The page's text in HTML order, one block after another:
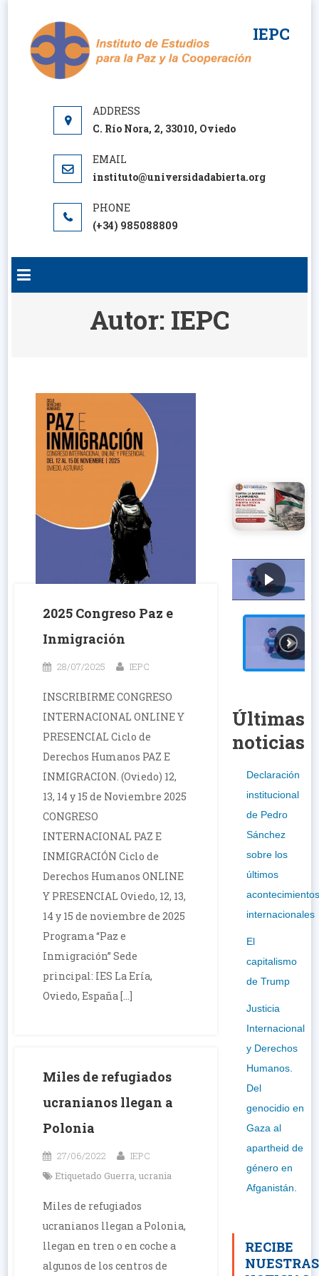
contenido
IEPC
C. Río Nora, 2, 33010, Oviedo
instituto@universidadabierta.org
(+34) 985088809
Autor: IEPC
2025 Congreso Paz e
Inmigración
28/07/2025 IEPC
INSCRIBIRME CONGRESO
INTERNACIONAL ONLINE Y
PRESENCIAL Ciclo de
Derechos Humanos PAZ E
INMIGRACION. (Oviedo) 12,
13, 14 y 15 de Noviembre 2025
CONGRESO
INTERNACIONAL PAZ E
INMIGRACIÓN Ciclo de
Derechos Humanos ONLINE
Y PRESENCIAL Oviedo, 12, 13,
14 y 15 de noviembre de 2025
Programa “Paz e
Inmigración” Sede
principal: IES La Ería,
Oviedo, España […]
Miles de refugiados
ucranianos llegan a
Polonia
27/06/2022
IEPC
Etiquetado Guerra,ucrania
Miles de refugiados
ucranianos llegan a Polonia,
llegan en tren o en coche a
algunos de los centros de
Últimas
noticias
Declaración
institucional
de Pedro
Sánchez
sobre los
últimos
internacionales
El
capitalismo
de Trump
Justicia
Internacional
y Derechos
Humanos.
Del
genocidio en
Gaza al
apartheid de
género en
Afganistán.
RECIBE
NUESTRAS